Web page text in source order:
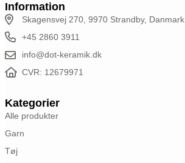
Information
Skagensvej 270, 9970 Strandby, Danmark
+45 2860 3911
info@dot-keramik.dk
CVR: 12679971
Kategorier
Alle produkter
Garn
Tøj